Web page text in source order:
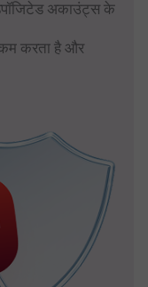
अकाउंट्स के
करता है और